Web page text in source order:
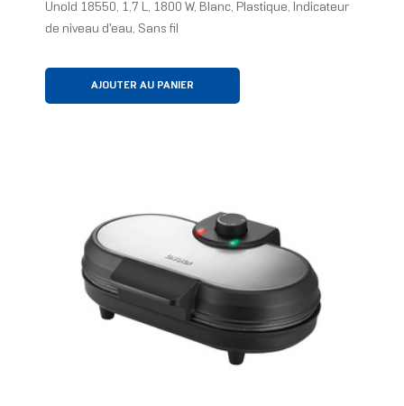
Unold 18550, 1,7 L, 1800 W, Blanc, Plastique, Indicateur
de niveau d'eau, Sans fil
AJOUTER AU PANIER